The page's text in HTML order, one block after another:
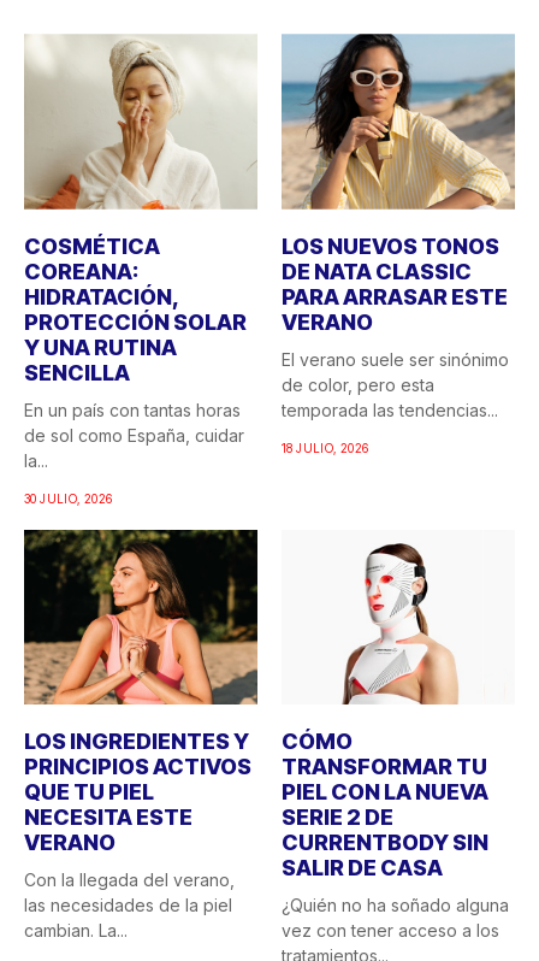
COSMÉTICA
COREANA:
HIDRATACIÓN,
PROTECCIÓN SOLAR
Y UNA RUTINA
SENCILLA
En un país con tantas horas
de sol como España, cuidar
la...
30 JULIO, 2026
LOS NUEVOS TONOS
DE NATA CLASSIC
PARA ARRASAR ESTE
VERANO
El verano suele ser sinónimo
de color, pero esta
temporada las tendencias...
18 JULIO, 2026
LOS INGREDIENTES Y
PRINCIPIOS ACTIVOS
QUE TU PIEL
NECESITA ESTE
VERANO
Con la llegada del verano,
las necesidades de la piel
cambian. La...
CÓMO
TRANSFORMAR TU
PIEL CON LA NUEVA
SERIE 2 DE
CURRENTBODY SIN
SALIR DE CASA
¿Quién no ha soñado alguna
vez con tener acceso a los
tratamientos...